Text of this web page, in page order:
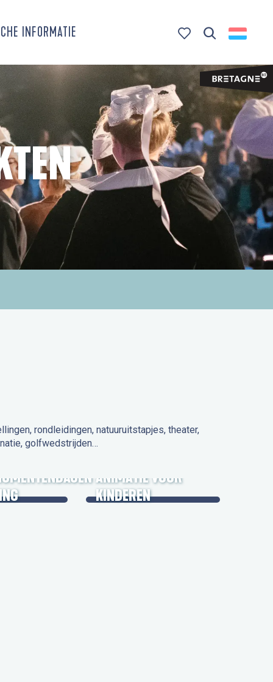
INFORMATIE
rondleidingen, natuuruitstapjes, theater,
golfwedstrijden…
ANIMATIE VOOR
KINDEREN